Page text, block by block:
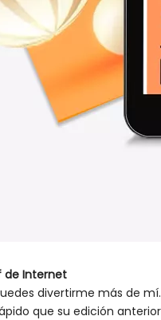
de Internet
divertirme más de mí.
que su edición anterior